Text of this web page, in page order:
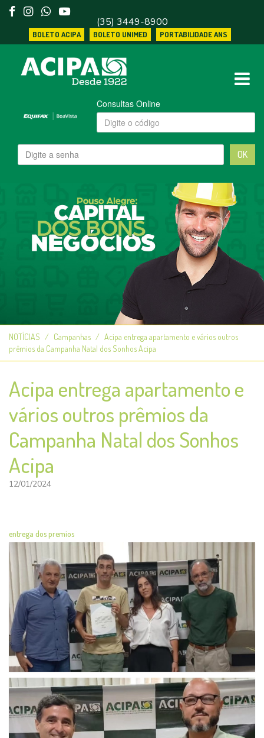
(35) 3449-8900
BOLETO ACIPA BOLETO UNIMED PORTABILIDADE ANS
Consultas Online
OK
NOTÍCIAS Campanhas
Acipa entrega apartamento e vários outros
prêmios da Campanha Natal dos Sonhos Acipa
Acipa entrega apartamento e
vários outros prêmios da
Campanha Natal dos Sonhos
Acipa
12/01/2024
entrega dos premios